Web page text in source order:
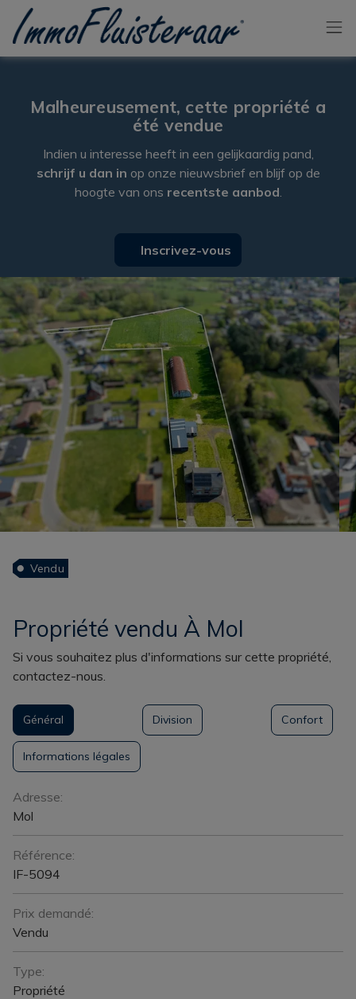
Passer le menu et aller au contenu
Malheureusement, cette propriété a
été vendue
Indien u interesse heeft in een gelijkaardig pand,
schrijf u dan in op onze nieuwsbrief en blijf op de
hoogte van ons recentste aanbod.
Inscrivez-vous
Propriété vendu À Mol
Vendu
Si vous souhaitez plus d'informations sur cette propriété,
contactez-nous.
Général Division Confort
Informations légales
Général
Adresse:
Mol
Référence:
IF-5094
Prix demandé:
Vendu
Type:
Propriété